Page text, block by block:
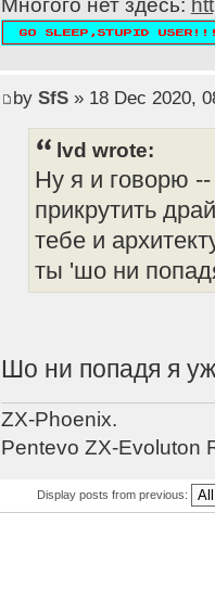
Многого нет здесь:
by SfS» 18 Dec 2020,
lvd wrote:
Ну я и говорю
прикрутить
тебе и
ты 'шо ни
Шо ни попадя я
ZX-Phoenix.
Pentevo ZX-Evoluton
Display posts from previous: